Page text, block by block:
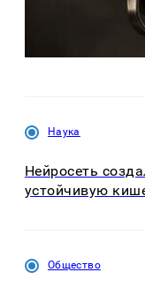
Наука
Нейросеть
устойчивую
Общество